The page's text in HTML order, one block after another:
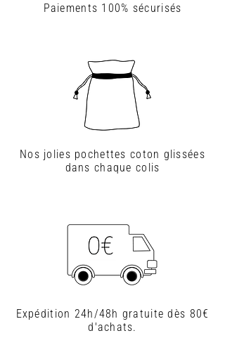
Paiements 100% sécurisés
Nos jolies pochettes coton glissées
dans chaque colis
Expédition 24h/48h gratuite dès 80€
d'achats.